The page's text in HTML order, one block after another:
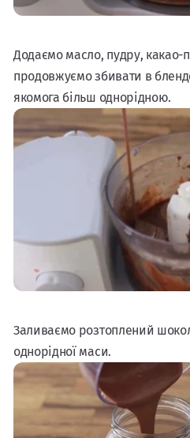
Додаємо масло, пудру, какао-
продовжуємо збивати в
якомога більш однорідною.
Заливаємо розтоплений
однорідної маси.